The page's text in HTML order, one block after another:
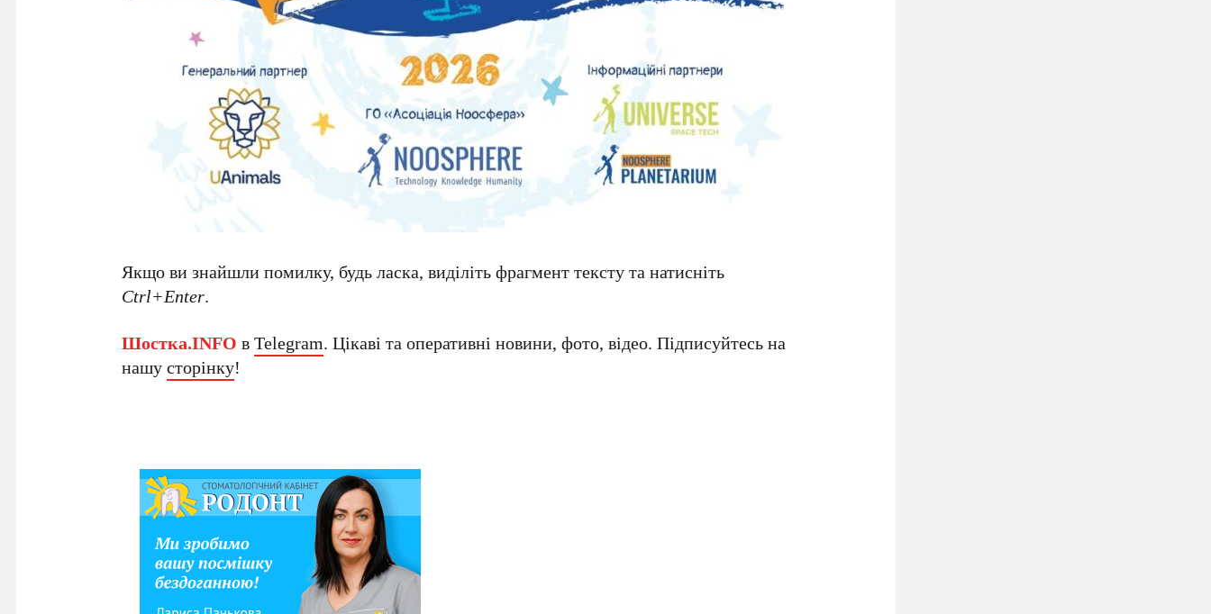
Якщо ви знайшли помилку, будь ласка, виділіть фрагмент тексту та натисніть
Ctrl+Enter.
Шостка.INFO вTelegram. Цікаві та оперативні новини, фото, відео. Підписуйтесь на
нашусторінку!